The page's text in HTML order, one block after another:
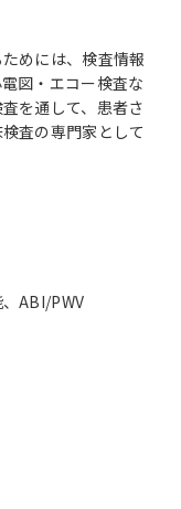
めには、検査情報
図・エコー検査な
を通して、患者さ
査の専門家として
ABI/PWV